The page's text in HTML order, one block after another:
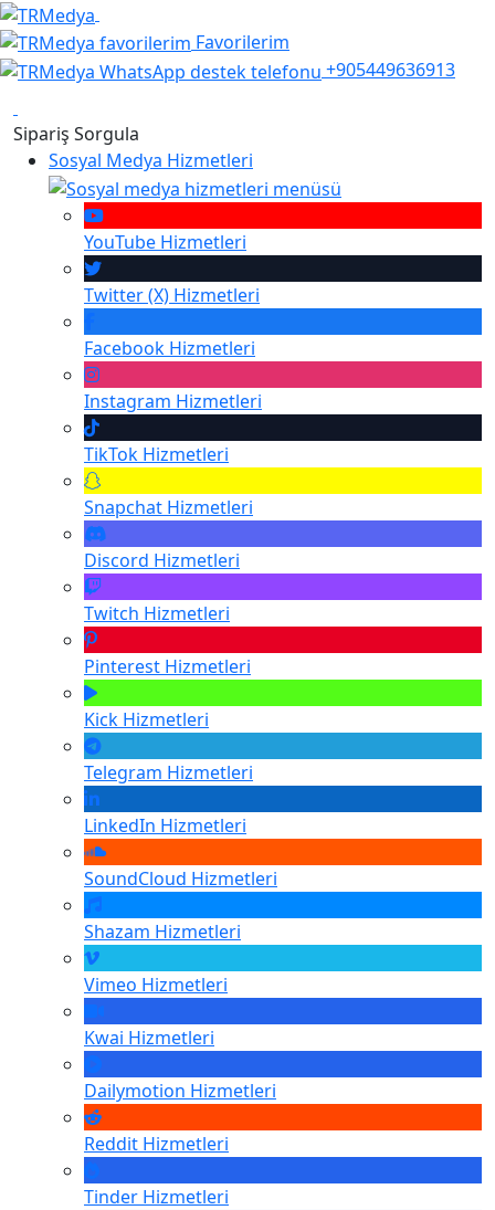
Favorilerim
+905449636913
Sipariş Sorgula
Sosyal Medya Hizmetleri
YouTube Hizmetleri
Twitter (X) Hizmetleri
Facebook Hizmetleri
Instagram Hizmetleri
TikTok Hizmetleri
Snapchat Hizmetleri
Discord Hizmetleri
Twitch Hizmetleri
Pinterest Hizmetleri
Kick Hizmetleri
Telegram Hizmetleri
LinkedIn Hizmetleri
SoundCloud Hizmetleri
Shazam Hizmetleri
Vimeo Hizmetleri
Kwai Hizmetleri
Dailymotion Hizmetleri
Reddit Hizmetleri
Tinder Hizmetleri